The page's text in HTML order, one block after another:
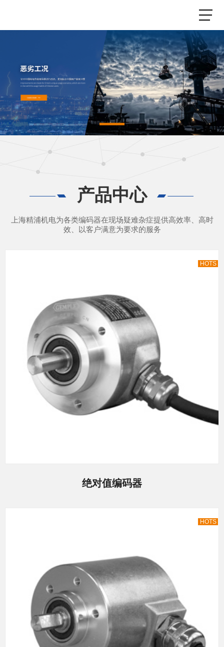
产品中心
上海精浦机电为各类编码器在现场疑难杂症提供高效率、高时
效、以客户满意为要求的服务
HOTS
绝对值编码器
HOTS